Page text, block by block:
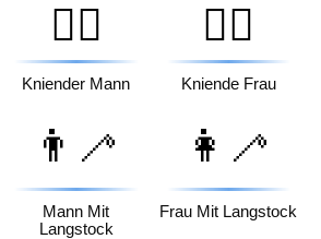
🧎‍♂️
Kniender Mann
🧎‍♀️
Kniende Frau
👨‍🦯
Mann Mit
Langstock
👩‍🦯
Frau Mit Langstock